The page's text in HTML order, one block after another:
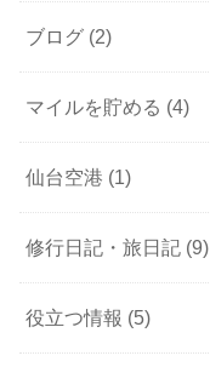
ブログ (2)
マイルを貯める (4)
仙台空港 (1)
修行日記・旅日記 (9)
役立つ情報 (5)